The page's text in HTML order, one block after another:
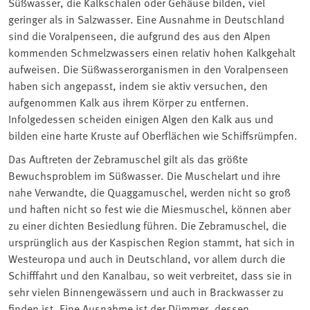
geringer als in Salzwasser. Eine Ausnahme in Deutschland
sind die Voralpenseen, die aufgrund des aus den Alpen
kommenden Schmelzwassers einen relativ hohen Kalkgehalt
aufweisen. Die Süßwasserorganismen in den Voralpenseen
haben sich angepasst, indem sie aktiv versuchen, den
aufgenommen Kalk aus ihrem Körper zu entfernen.
Infolgedessen scheiden einigen Algen den Kalk aus und
bilden eine harte Kruste auf Oberflächen wie Schiffsrümpfen.
Das Auftreten der Zebramuschel gilt als das größte
Bewuchsproblem im Süßwasser. Die Muschelart und ihre
nahe Verwandte, die Quaggamuschel, werden nicht so groß
und haften nicht so fest wie die Miesmuschel, können aber
zu einer dichten Besiedlung führen. Die Zebramuschel, die
ursprünglich aus der Kaspischen Region stammt, hat sich in
Westeuropa und auch in Deutschland, vor allem durch die
Schifffahrt und den Kanalbau, so weit verbreitet, dass sie in
sehr vielen Binnengewässern und auch in Brackwasser zu